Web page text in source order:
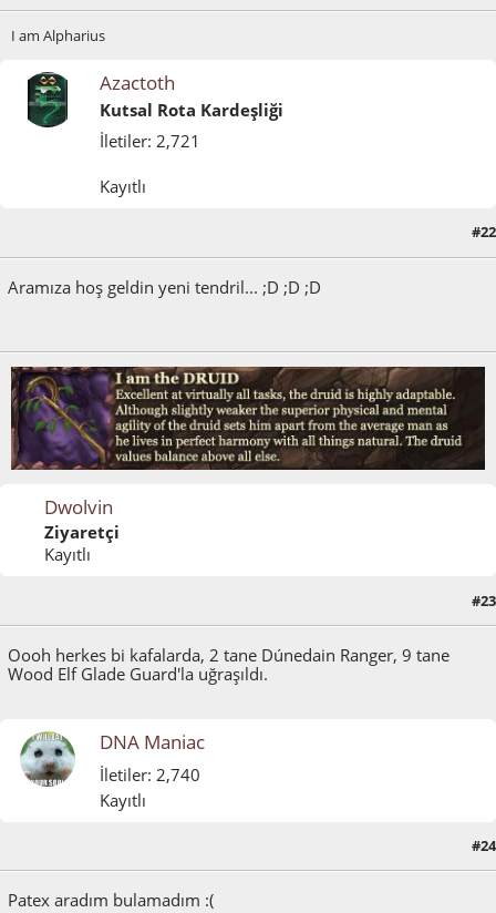
I am Alpharius
Azactoth
Kutsal Rota Kardeşliği
İletiler: 2,721
Kayıtlı
#22
Aramıza hoş geldin yeni tendril... ;D ;D ;D
Dwolvin
Ziyaretçi
Kayıtlı
#23
Oooh herkes bi kafalarda, 2 tane Dúnedain Ranger, 9 tane
Wood Elf Glade Guard'la uğraşıldı.
DNA Maniac
İletiler: 2,740
Kayıtlı
#24
Patex aradım bulamadım :(